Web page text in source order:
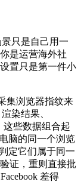
只是自己用一
是运营海外社
置只是第一件小
集浏览器指纹来
染结果、
这些数据组合起
脑的同一个浏览
定它们属于同一
证，重则直接批
差得